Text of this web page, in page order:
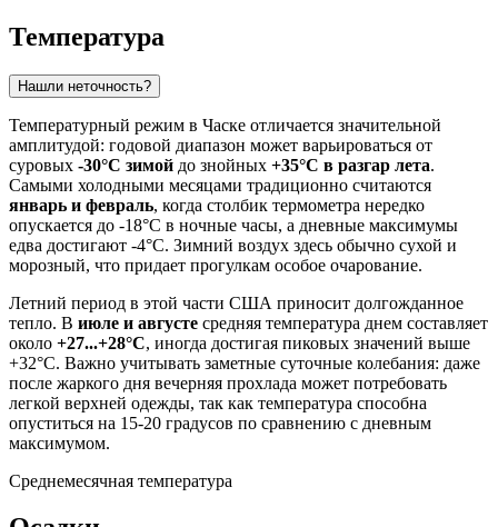
Температура
Нашли неточность?
Температурный режим в Часке отличается значительной
амплитудой: годовой диапазон может варьироваться от
суровых -30°C зимой до знойных +35°C в разгар лета.
Самыми холодными месяцами традиционно считаются
январь и февраль, когда столбик термометра нередко
опускается до -18°C в ночные часы, а дневные максимумы
едва достигают -4°C. Зимний воздух здесь обычно сухой и
морозный, что придает прогулкам особое очарование.
Летний период в этой части США приносит долгожданное
тепло. В июле и августе средняя температура днем составляет
около +27...+28°C, иногда достигая пиковых значений выше
+32°C. Важно учитывать заметные суточные колебания: даже
после жаркого дня вечерняя прохлада может потребовать
легкой верхней одежды, так как температура способна
опуститься на 15-20 градусов по сравнению с дневным
максимумом.
Среднемесячная температура